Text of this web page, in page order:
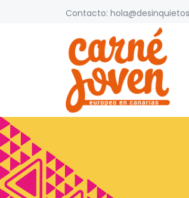
Contacto: